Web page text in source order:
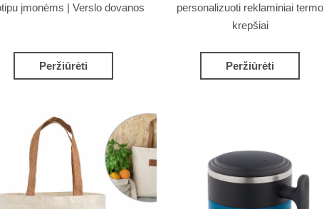
įmonėms | Verslo dovanos
Peržiūrėti
personalizuoti reklaminiai termo
krepšiai
Peržiūrėti